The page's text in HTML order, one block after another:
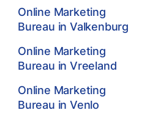
Online Marketing
Bureau in Valkenburg
Online Marketing
Bureau in Vreeland
Online Marketing
Bureau in Venlo